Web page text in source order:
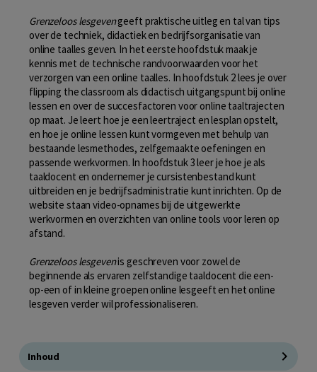
Grenzeloos lesgevengeeft praktische uitleg en tal van tips
over de techniek, didactiek en bedrijfsorganisatie van
online taalles geven. In het eerste hoofdstuk maak je
kennis met de technische randvoorwaarden voor het
verzorgen van een online taalles. In hoofdstuk 2 lees je over
flipping the classroom als didactisch uitgangspunt bij online
lessen en over de succesfactoren voor online taaltrajecten
op maat. Je leert hoe je een leertraject en lesplan opstelt,
en hoe je online lessen kunt vormgeven met behulp van
bestaande lesmethodes, zelfgemaakte oefeningen en
passende werkvormen. In hoofdstuk 3 leer je hoe je als
taaldocent en ondernemer je cursistenbestand kunt
uitbreiden en je bedrijfsadministratie kunt inrichten. Op de
website staan video-opnames bij de uitgewerkte
werkvormen en overzichten van online tools voor leren op
afstand.
Grenzeloos lesgevenis geschreven voor zowel de
beginnende als ervaren zelfstandige taaldocent die een-
op-een of in kleine groepen online lesgeeft en het online
lesgeven verder wil professionaliseren.
Inhoud